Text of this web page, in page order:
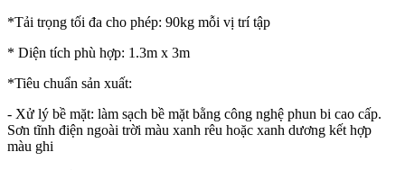
*Tải trọng tối đa cho phép: 90kg mỗi vị trí tập
* Diện tích phù hợp: 1.3m x 3m
*Tiêu chuẩn sản xuất:
- Xử lý bề mặt: làm sạch bề mặt bằng công nghệ phun bi cao cấp.
Sơn tĩnh điện ngoài trời màu xanh rêu hoặc xanh dương kết hợp
màu ghi